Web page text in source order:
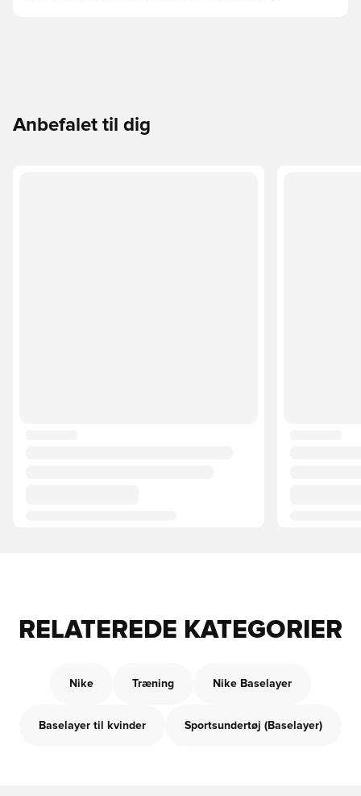
Anbefalet til dig
RELATEREDE KATEGORIER
Nike Træning Nike Baselayer
Baselayer til kvinder Sportsundertøj (Baselayer)